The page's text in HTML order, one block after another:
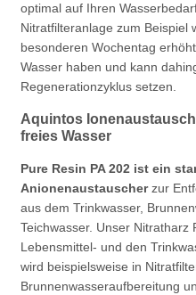
optimal auf Ihren
Nitratfilteranlage zum Beispiel
besonderen Wochentag
Wasser haben und kann
Regenerationzyklus setzen.
Aquintos
freies Wasser
Pure Resin PA 202 ist ein
Anionenaustauscherzur
aus dem Trinkwasser,
Teichwasser. Unser Nitratharz
Lebensmittel- und den
wird beispielsweise in
Brunnenwasseraufbereitung